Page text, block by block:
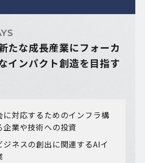
たな成長産業にフォーカ
インパクト創造を目指す
に対応するためのインフラ構
企業や技術への投資
ジネスの創出に関連するAIイ